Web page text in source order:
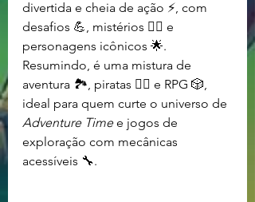
divertida e cheia de ação ⚡, com
desafios 💪, mistérios 🕵️‍♂️ e
personagens icônicos 🌟.
Resumindo, é uma mistura de
aventura 🏞️, piratas 🏴‍☠️ e RPG 🎲,
ideal para quem curte o universo de
Adventure Time e jogos de
exploração com mecânicas
acessíveis 🔧.